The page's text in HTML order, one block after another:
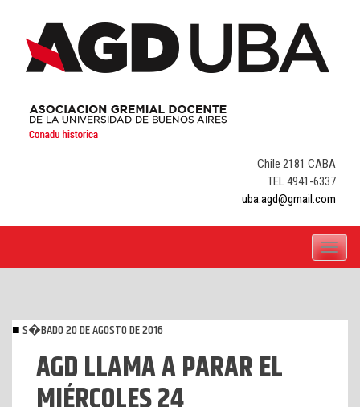
content
Chile 2181 CABA
TEL 4941-6337
uba.agd@gmail.com
Toggle
S�BADO 20 DE AGOSTO DE 2016
AGD LLAMA A PARAR EL